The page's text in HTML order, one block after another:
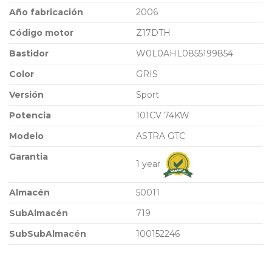
Año fabricación
2006
Código motor
Z17DTH
Bastidor
W0L0AHL0855199854
Color
GRIS
Versión
Sport
Potencia
101CV 74KW
Modelo
ASTRA GTC
Garantia
1 year
Almacén
50011
SubAlmacén
719
SubSubAlmacén
100152246